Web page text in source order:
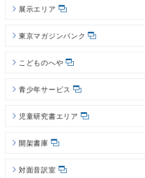
展示エリア
東京マガジンバンク
こどものへや
青少年サービス
児童研究書エリア
開架書庫
対面音訳室